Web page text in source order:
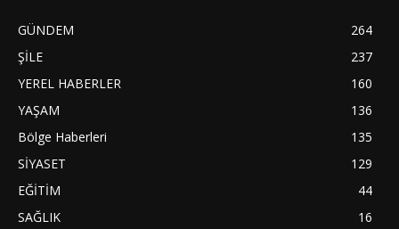
GÜNDEM
264
ŞİLE
237
YEREL HABERLER
160
YAŞAM
136
Bölge Haberleri
135
SİYASET
129
EĞİTİM
44
SAĞLIK
16